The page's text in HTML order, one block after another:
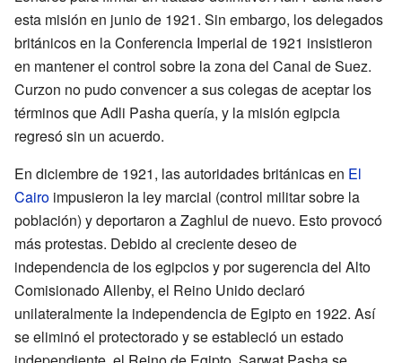
esta misión en junio de 1921. Sin embargo, los delegados
británicos en la Conferencia Imperial de 1921 insistieron
en mantener el control sobre la zona del Canal de Suez.
Curzon no pudo convencer a sus colegas de aceptar los
términos que Adli Pasha quería, y la misión egipcia
regresó sin un acuerdo.
En diciembre de 1921, las autoridades británicas en El
Cairo impusieron la ley marcial (control militar sobre la
población) y deportaron a Zaghlul de nuevo. Esto provocó
más protestas. Debido al creciente deseo de
independencia de los egipcios y por sugerencia del Alto
Comisionado Allenby, el Reino Unido declaró
unilateralmente la independencia de Egipto en 1922. Así
se eliminó el protectorado y se estableció un estado